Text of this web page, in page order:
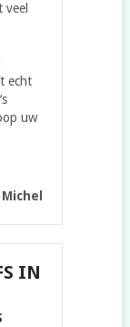
veel
echt
uw
Michel
IN